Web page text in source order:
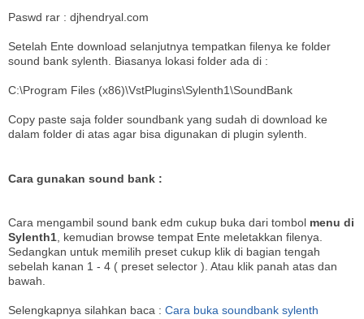
Paswd rar : djhendryal.com
Setelah Ente download selanjutnya tempatkan filenya ke folder
sound bank sylenth. Biasanya lokasi folder ada di :
C:\Program Files (x86)\VstPlugins\Sylenth1\SoundBank
Copy paste saja folder soundbank yang sudah di download ke
dalam folder di atas agar bisa digunakan di plugin sylenth.
Cara gunakan sound bank :
Cara mengambil sound bank edm cukup buka dari tombol menu di
Sylenth1, kemudian browse tempat Ente meletakkan filenya.
Sedangkan untuk memilih preset cukup klik di bagian tengah
sebelah kanan 1 - 4 ( preset selector ). Atau klik panah atas dan
bawah.
Selengkapnya silahkan baca : Cara buka soundbank sylenth